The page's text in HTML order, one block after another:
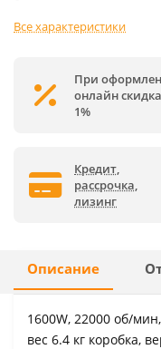
Все характеристики
При
онлайн скидка
1%
Кредит,
рассрочка,
лизинг
Описание
1600W, 22000 об/
вес 6.4 кг коробка,